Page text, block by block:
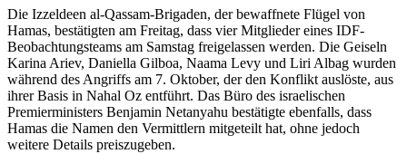
Die Izzeldeen al-Qassam-Brigaden, der bewaffnete Flügel von
Hamas, bestätigten am Freitag, dass vier Mitglieder eines IDF-
Beobachtungsteams am Samstag freigelassen werden. Die Geiseln
Karina Ariev, Daniella Gilboa, Naama Levy und Liri Albag wurden
während des Angriffs am 7. Oktober, der den Konflikt auslöste, aus
ihrer Basis in Nahal Oz entführt. Das Büro des israelischen
Premierministers Benjamin Netanyahu bestätigte ebenfalls, dass
Hamas die Namen den Vermittlern mitgeteilt hat, ohne jedoch
weitere Details preiszugeben.